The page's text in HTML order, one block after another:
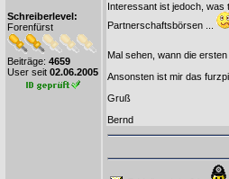
Schreiberlevel:
Forenfürst
Beiträge: 4659
User seit 02.06.2005
Interessant ist jedoch, was
Partnerschaftsbörsen ...
Mal sehen, wann die
Ansonsten ist mir das
Gruß
Bernd